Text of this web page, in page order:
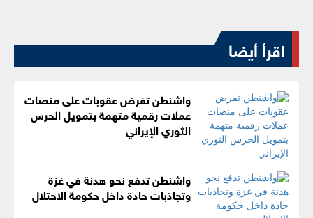
اقرأ أيضا
واشنطن تفرض عقوبات على منصات
عملات رقمية متهمة بتمويل الحرس
الثوري الإيراني
واشنطن تدفع نحو هدنة في غزة
وتجاذبات حادة داخل حكومة الاحتلال